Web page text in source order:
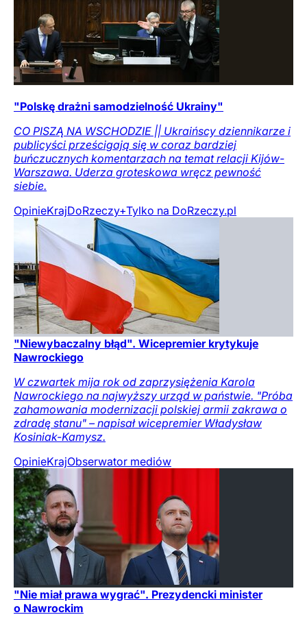
"Polskę drażni samodzielność Ukrainy"
CO PISZĄ NA WSCHODZIE || Ukraińscy dziennikarze i
publicyści prześcigają się w coraz bardziej
buńczucznych komentarzach na temat relacji Kijów-
Warszawa. Uderza groteskowa wręcz pewność
siebie.
OpinieKrajDoRzeczy+Tylko na DoRzeczy.pl
"Niewybaczalny błąd". Wicepremier krytykuje
Nawrockiego
W czwartek mija rok od zaprzysiężenia Karola
Nawrockiego na najwyższy urząd w państwie. "Próba
zahamowania modernizacji polskiej armii zakrawa o
zdradę stanu" – napisał wicepremier Władysław
Kosiniak-Kamysz.
OpinieKrajObserwator mediów
"Nie miał prawa wygrać". Prezydencki minister
o Nawrockim